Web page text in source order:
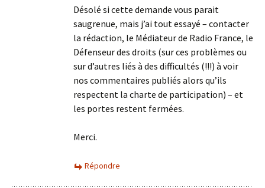
Désolé si cette demande vous parait
saugrenue, mais j’ai tout essayé – contacter
la rédaction, le Médiateur de Radio France, le
Défenseur des droits (sur ces problèmes ou
sur d’autres liés à des difficultés (!!!) à voir
nos commentaires publiés alors qu’ils
respectent la charte de participation) – et
les portes restent fermées.
Merci.
Répondre